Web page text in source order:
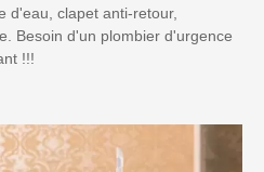
d'eau, clapet anti-retour,
Besoin d'un plombier d'urgence
!!!